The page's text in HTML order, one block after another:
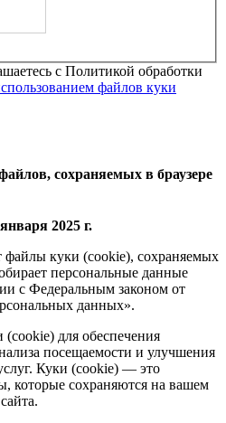
с Политикой обработки
файлов куки
сохраняемых в браузере
2025 г.
файлы куки (cookie), сохраняемых
персональные данные
с Федеральным законом от
данных».
для обеспечения
посещаемости и улучшения
Куки (cookie) — это
которые сохраняются на вашем